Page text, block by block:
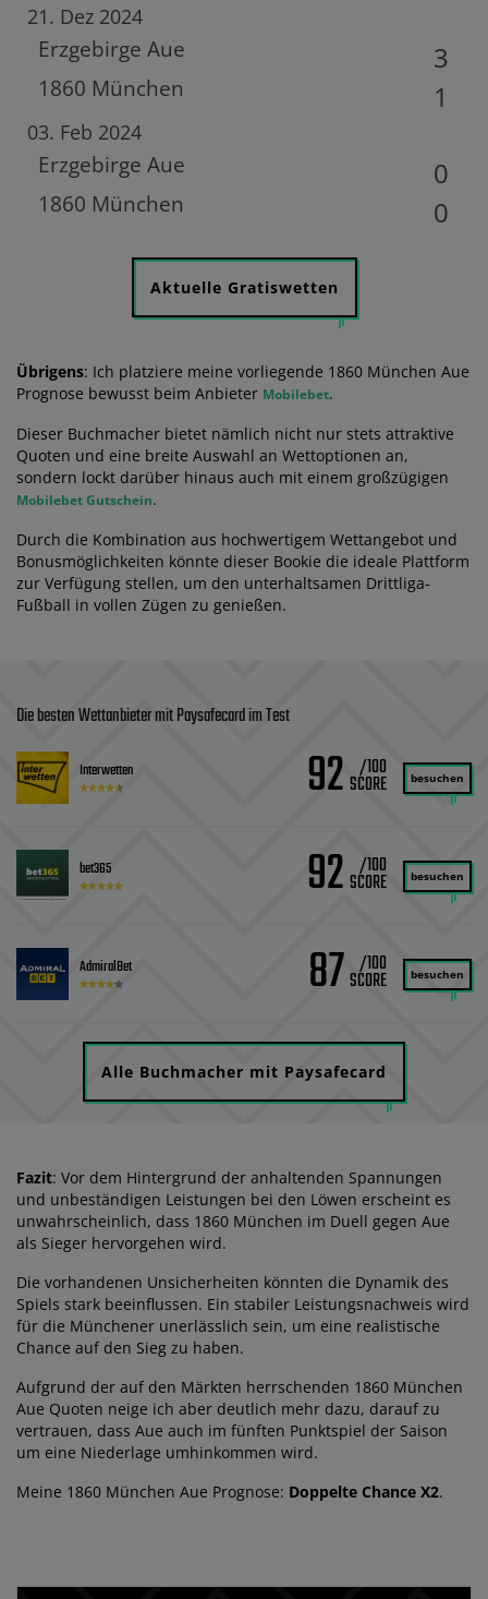
21. Dez 2024
Erzgebirge Aue
1860 München
3
1
03. Feb 2024
Erzgebirge Aue
1860 München
0
0
Aktuelle Gratiswetten
Übrigens: Ich platziere meine vorliegende 1860 München Aue
Prognose bewusst beim Anbieter Mobilebet.
Dieser Buchmacher bietet nämlich nicht nur stets attraktive
Quoten und eine breite Auswahl an Wettoptionen an,
sondern lockt darüber hinaus auch mit einem großzügigen
Mobilebet Gutschein.
Durch die Kombination aus hochwertigem Wettangebot und
Bonusmöglichkeiten könnte dieser Bookie die ideale Plattform
zur Verfügung stellen, um den unterhaltsamen Drittliga-
Fußball in vollen Zügen zu genießen.
Die besten Wettanbieter mit Paysafecard im Test
Interwetten 92 /100 besuchen
bet365 92 /100 besuchen
AdmiralBet 87 /100 besuchen
Alle Buchmacher mit Paysafecard
Fazit: Vor dem Hintergrund der anhaltenden Spannungen
und unbeständigen Leistungen bei den Löwen erscheint es
unwahrscheinlich, dass 1860 München im Duell gegen Aue
als Sieger hervorgehen wird.
Die vorhandenen Unsicherheiten könnten die Dynamik des
Spiels stark beeinflussen. Ein stabiler Leistungsnachweis wird
für die Münchener unerlässlich sein, um eine realistische
Chance auf den Sieg zu haben.
Aufgrund der auf den Märkten herrschenden 1860 München
Aue Quoten neige ich aber deutlich mehr dazu, darauf zu
vertrauen, dass Aue auch im fünften Punktspiel der Saison
um eine Niederlage umhinkommen wird.
Meine 1860 München Aue Prognose: Doppelte Chance X2.